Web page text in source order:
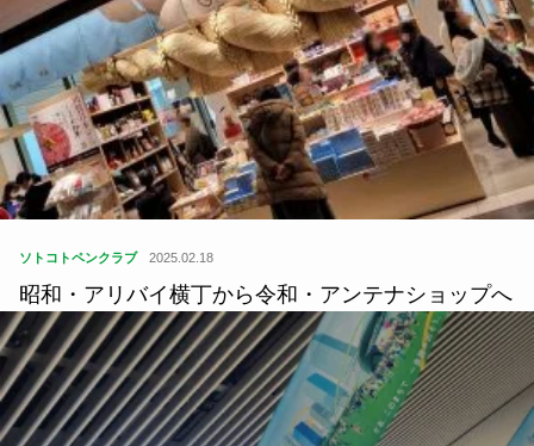
ソトコトペンクラブ 2025.02.18
昭和・アリバイ横丁から令和・アンテナショップへ